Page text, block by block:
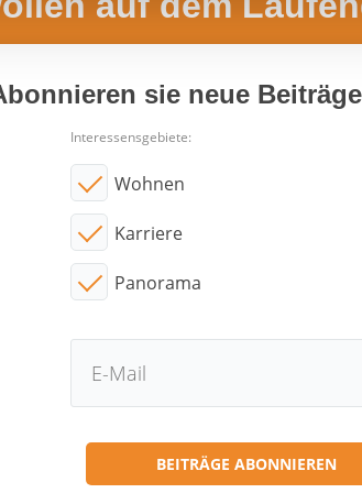
sie neue
Interessensgebiete:
Wohnen
Karriere
Panorama